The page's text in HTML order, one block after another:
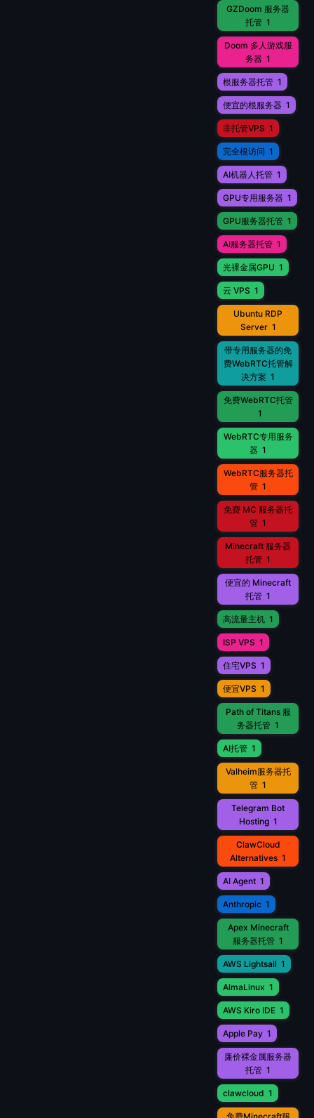
GZDoom 服务器
托管 1
Doom 多人游戏服
务器 1
根服务器托管 1
便宜的根服务器 1
非托管VPS 1
完全根访问 1
AI机器人托管 1
GPU专用服务器 1
GPU服务器托管 1
AI服务器托管 1
光裸金属GPU 1
云 VPS 1
Ubuntu RDP
Server 1
带专用服务器的免
费WebRTC托管解
决方案 1
免费WebRTC托管
1
WebRTC专用服务
器 1
WebRTC服务器托
管 1
免费 MC 服务器托
管 1
Minecraft 服务器
托管 1
便宜的 Minecraft
托管 1
高流量主机 1
ISP VPS 1
住宅VPS 1
便宜VPS 1
Path of Titans 服
务器托管 1
AI托管 1
Valheim服务器托
管 1
Telegram Bot
Hosting 1
ClawCloud
Alternatives 1
AI Agent 1
Anthropic 1
Apex Minecraft
服务器托管 1
AWS Lightsail 1
AlmaLinux 1
AWS Kiro IDE 1
Apple Pay 1
廉价裸金属服务器
托管 1
clawcloud 1